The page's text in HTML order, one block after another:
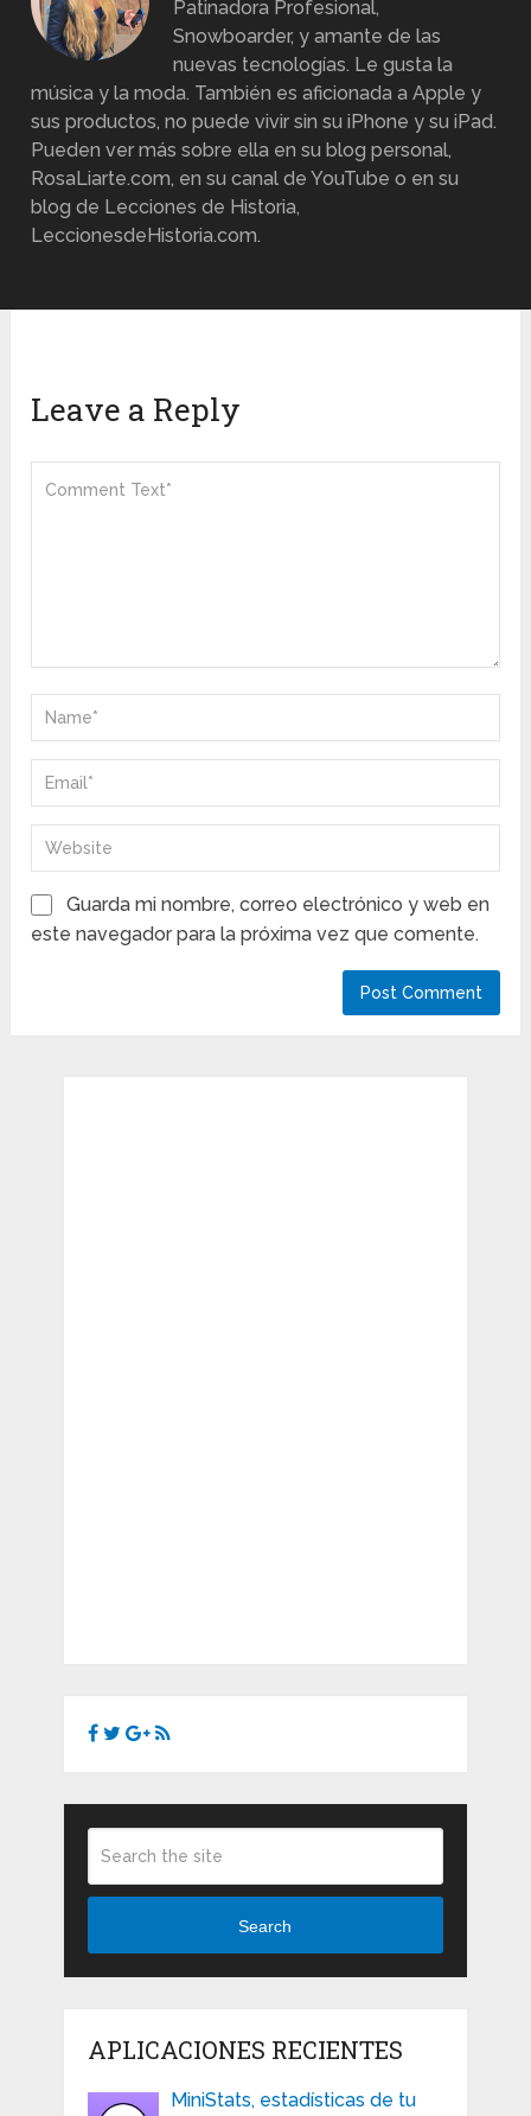
Patinadora Profesional,
Snowboarder, y amante de las
nuevas tecnologías. Le gusta la
música y la moda. También es aficionada a Apple y
sus productos, no puede vivir sin su iPhone y su iPad.
Pueden ver más sobre ella en su blog personal,
RosaLiarte.com, en su canal de YouTube o en su
blog de Lecciones de Historia,
LeccionesdeHistoria.com.
Leave a Reply
Guarda mi nombre, correo electrónico y web en
este navegador para la próxima vez que comente.
Search
APLICACIONES RECIENTES
MiniStats, estadísticas de tu